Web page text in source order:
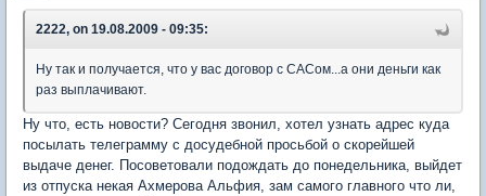
2222, on 19.08.2009 - 09:35:
Ну так и получается, что у вас договор с САСом...а они деньги как
раз выплачивают.
Ну что, есть новости? Сегодня звонил, хотел узнать адрес куда
посылать телеграмму с досудебной просьбой о скорейшей
выдаче денег. Посоветовали подождать до понедельника, выйдет
из отпуска некая Ахмерова Альфия, зам самого главного что ли,